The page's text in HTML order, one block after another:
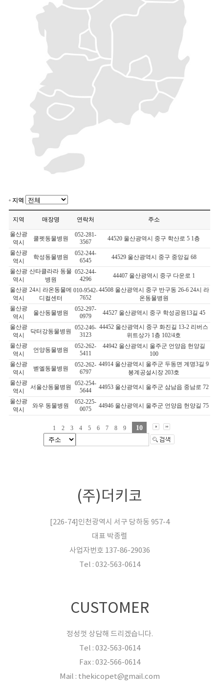
지역
지역 매장명 연락처 주소
울산광
역시
쿨펫동물병원
052-281-
3567
44520 울산광역시 중구 학산로 5 1층
울산광
역시
학성동물병원
052-244-
6545
44529 울산광역시 중구 중앙길 68
울산광
역시
산타클라라 동물
병원
052-244-
4296
44407 울산광역시 중구 다운로 1
울산광
역시
24시 라온동물메
디컬센터
010-9542-
7652
44508 울산광역시 중구 반구동 26-6 24시 라
온동물병원
울산광
역시
울산동물병원
052-297-
0979
44527 울산광역시 중구 학성공원13길 45
울산광
역시
닥터강동물병원
052-246-
3123
44452 울산광역시 중구 화진길 13-2 리버스
위트상가 1층 102/4호
울산광
역시
언양동물병원
052-262-
5411
44942 울산광역시 울주군 언양읍 헌양길
100
울산광
역시
벧엘동물병원
052-262-
6797
44914 울산광역시 울주군 두동면 계명3길 9
봉계공설시장 203호
울산광
역시
서울산동물병원
052-254-
5644
44953 울산광역시 울주군 삼남읍 중남로 72
울산광
역시
와우 동물병원
052-225-
0075
44946 울산광역시 울주군 언양읍 헌양길 75
1 2 3 4 5 6 7 8 9 10
(주)더키코
[226-74]인천광역시 서구 당하동 957-4
대표 박종렬
사업자번호 137-86-29036
Tel : 032-563-0614
CUSTOMER
정성껏 상담해 드리겠습니다.
Tel : 032-563-0614
Fax : 032-566-0614
Mail : thekicopet@gmail.com